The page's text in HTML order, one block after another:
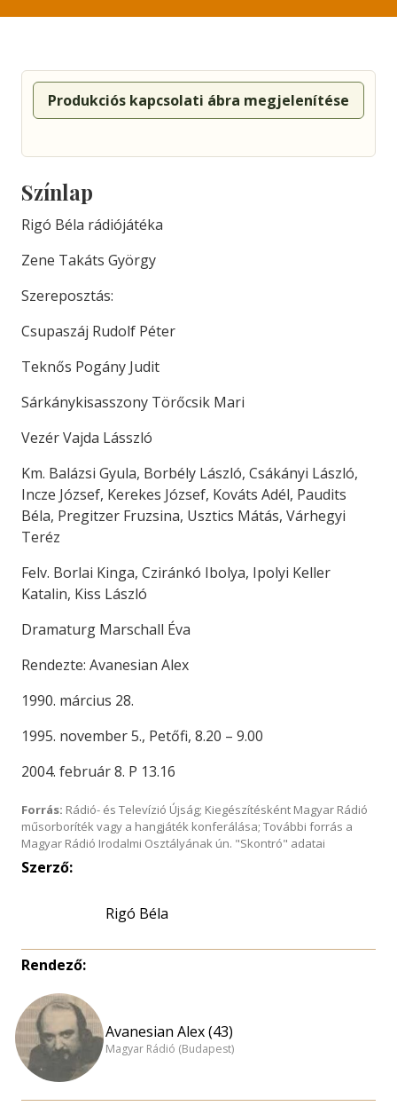
Produkciós kapcsolati ábra megjelenítése
Színlap
Rigó Béla rádiójátéka
Zene Takáts György
Szereposztás:
Csupaszáj Rudolf Péter
Teknős Pogány Judit
Sárkánykisasszony Törőcsik Mari
Vezér Vajda Lásszló
Km. Balázsi Gyula, Borbély László, Csákányi László,
Incze József, Kerekes József, Kováts Adél, Paudits
Béla, Pregitzer Fruzsina, Usztics Mátás, Várhegyi
Teréz
Felv. Borlai Kinga, Cziránkó Ibolya, Ipolyi Keller
Katalin, Kiss László
Dramaturg Marschall Éva
Rendezte: Avanesian Alex
1990. március 28.
1995. november 5., Petőfi, 8.20 – 9.00
2004. február 8. P 13.16
Forrás: Rádió- és Televízió Újság; Kiegészítésként Magyar Rádió
műsorboríték vagy a hangjáték konferálása; További forrás a
Magyar Rádió Irodalmi Osztályának ún. "Skontró" adatai
Szerző:
Rigó Béla
Rendező:
Avanesian Alex (43)
Magyar Rádió (Budapest)